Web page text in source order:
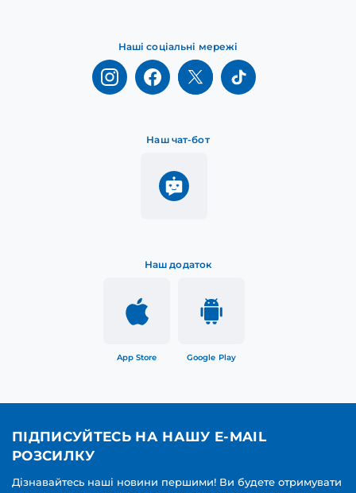
Наш додаток
App Store Google Play
Наш чат-бот
Наші соціальні мережі
ПІДПИСУЙТЕСЬ НА НАШУ E-MAIL
РОЗСИЛКУ
Дізнавайтесь наші новини першими! Ви будете отримувати